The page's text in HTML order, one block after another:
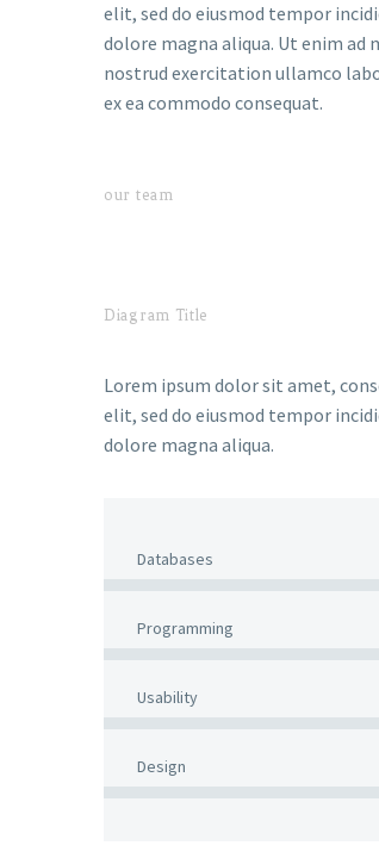
elit, sed do eiusmod tempor
dolore magna aliqua. Ut enim ad
nostrud exercitation ullamco
ex ea commodo consequat.
our team
Diagram Title
Lorem ipsum dolor sit amet,
elit, sed do eiusmod tempor
dolore magna aliqua.
Databases
Programming
Usability
Design